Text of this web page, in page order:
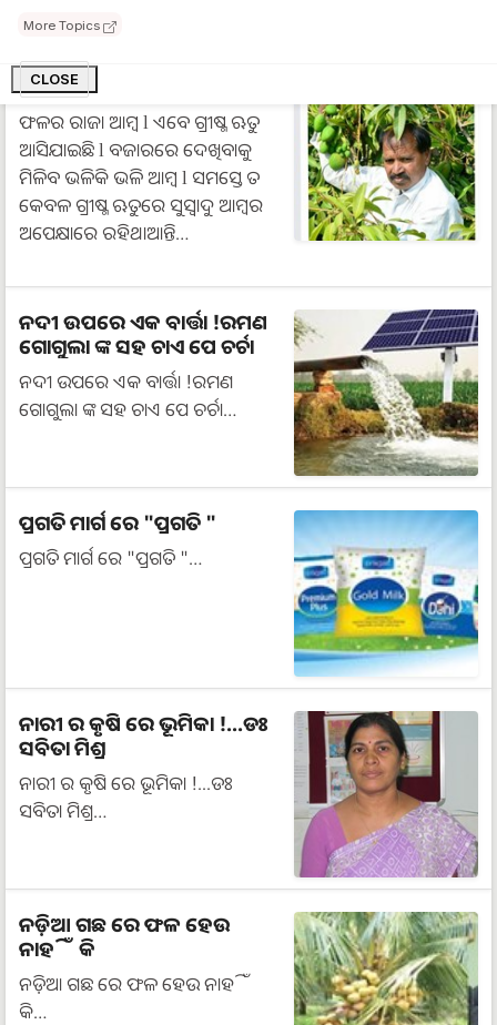
More Topics
CLOSE
ଆମ୍ବର ମଣିଷ: କିଷାନ ସୁମନ
ଫଳର ରାଜା ଆମ୍ବ l ଏବେ ଗ୍ରୀଷ୍ମ ଋତୁ
ଆସିଯାଇଛି l ବଜାରରେ ଦେଖିବାକୁ
ମିଳିବ ଭଳିକି ଭଳି ଆମ୍ବ l ସମସ୍ତେ ତ
କେବଳ ଗ୍ରୀଷ୍ମ ଋତୁରେ ସୁସ୍ୱାଦୁ ଆମ୍ବର
ଅପେକ୍ଷାରେ ରହିଥାଆନ୍ତି…
ନଦୀ ଉପରେ ଏକ ବାର୍ତ୍ତା !ରମଣ
ଗୋଗୁଲା ଙ୍କ ସହ ଚାଏ ପେ ଚର୍ଚା
ନଦୀ ଉପରେ ଏକ ବାର୍ତ୍ତା !ରମଣ
ଗୋଗୁଲା ଙ୍କ ସହ ଚାଏ ପେ ଚର୍ଚା…
ପ୍ରଗତି ମାର୍ଗ ରେ "ପ୍ରଗତି "
ପ୍ରଗତି ମାର୍ଗ ରେ "ପ୍ରଗତି "…
ନାରୀ ର କୃଷି ରେ ଭୂମିକା !...ଡଃ
ସବିତା ମିଶ୍ର
ନାରୀ ର କୃଷି ରେ ଭୂମିକା !...ଡଃ
ସବିତା ମିଶ୍ର…
ନଡ଼ିଆ ଗଛ ରେ ଫଳ ହେଉ
ନାହିଁ କି
ନଡ଼ିଆ ଗଛ ରେ ଫଳ ହେଉ ନାହିଁ
କି…